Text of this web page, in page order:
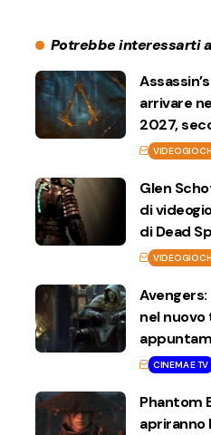
Potrebbe interessarti
arrivare
2027,
Glen
di
di Dead
nel
CINEMA E TV
Phantom
apriranno